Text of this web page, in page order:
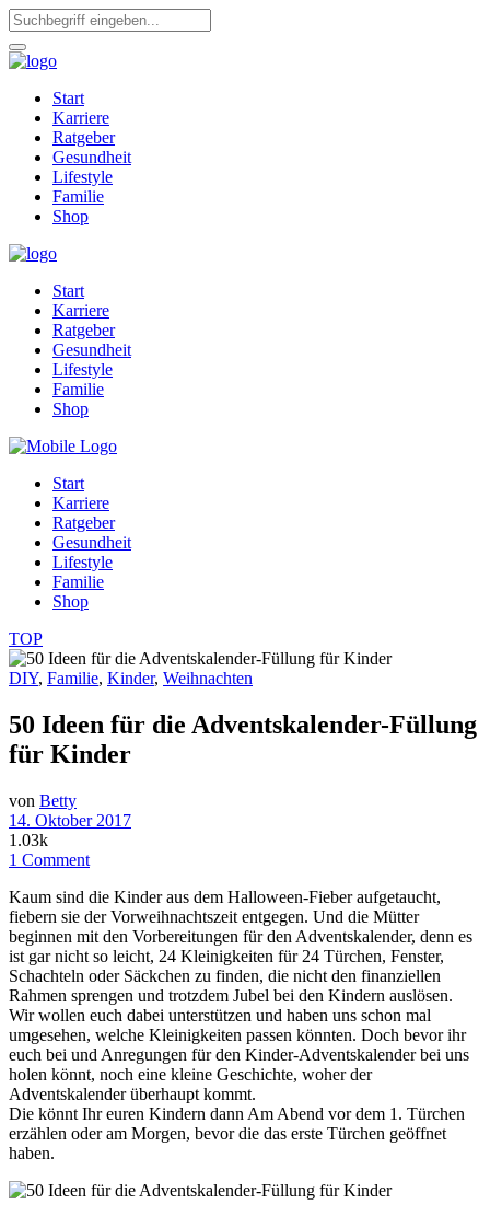
Start
Karriere
Ratgeber
Gesundheit
Lifestyle
Familie
Shop
Start
Karriere
Ratgeber
Gesundheit
Lifestyle
Familie
Shop
Start
Karriere
Ratgeber
Gesundheit
Lifestyle
Familie
Shop
TOP
DIY, Familie, Kinder, Weihnachten
50 Ideen für die Adventskalender-Füllung
für Kinder
von Betty
14. Oktober 2017
1.03k
1 Comment
Kaum sind die Kinder aus dem Halloween-Fieber aufgetaucht,
fiebern sie der Vorweihnachtszeit entgegen. Und die Mütter
beginnen mit den Vorbereitungen für den Adventskalender, denn es
ist gar nicht so leicht, 24 Kleinigkeiten für 24 Türchen, Fenster,
Schachteln oder Säckchen zu finden, die nicht den finanziellen
Rahmen sprengen und trotzdem Jubel bei den Kindern auslösen.
Wir wollen euch dabei unterstützen und haben uns schon mal
umgesehen, welche Kleinigkeiten passen könnten. Doch bevor ihr
euch bei und Anregungen für den Kinder-Adventskalender bei uns
holen könnt, noch eine kleine Geschichte, woher der
Adventskalender überhaupt kommt.
Die könnt Ihr euren Kindern dann Am Abend vor dem 1. Türchen
erzählen oder am Morgen, bevor die das erste Türchen geöffnet
haben.